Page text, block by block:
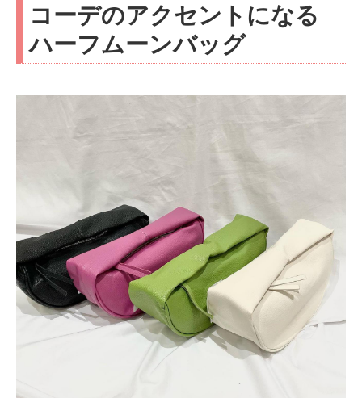
コーデのアクセントになる
ハーフムーンバッグ